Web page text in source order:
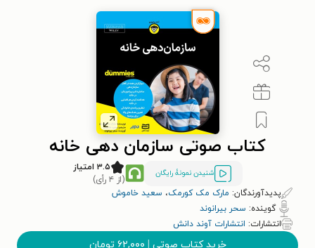
کتاب صوتی سازمان دهی خانه
شنیدن نمونۀ رایگان
۳.۵ امتیاز
(از ۴ رأی)
پدیدآورندگان: مارک مک کورمک، سعید خاموش
گوینده: سحر بیرانوند
انتشارات: انتشارات آوند دانش
خرید کتاب صوتی | ۶۲,۰۰۰ تومان